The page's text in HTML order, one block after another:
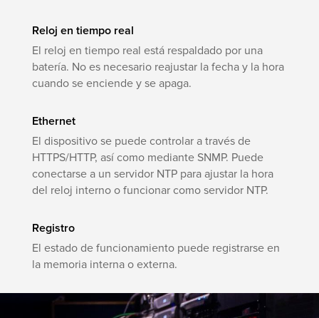
Reloj en tiempo real
El reloj en tiempo real está respaldado por una
batería. No es necesario reajustar la fecha y la hora
cuando se enciende y se apaga.
Ethernet
El dispositivo se puede controlar a través de
HTTPS/HTTP, así como mediante SNMP. Puede
conectarse a un servidor NTP para ajustar la hora
del reloj interno o funcionar como servidor NTP.
Registro
El estado de funcionamiento puede registrarse en
la memoria interna o externa.